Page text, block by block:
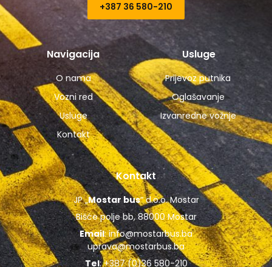
+387 36 580-210​
Navigacija
O nama
Vozni red
Usluge
Kontakt
Usluge
Prijevoz putnika
Oglašavanje
Izvanredne vožnje
Kontakt
JP „Mostar bus“ d.o.o. Mostar
Bišće polje bb, 88000 Mostar
Email:info@mostarbus.ba
uprava@mostarbus.ba
Tel: +387 (0)36 580-210